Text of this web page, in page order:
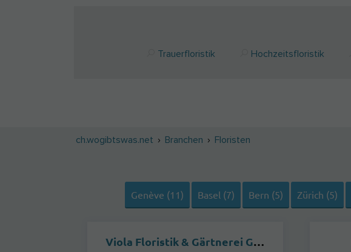
Trauerfloristik Hochzeitsfloristik
ch.wogibtswas.net Branchen Floristen
Genève (11) Basel (7) Bern (5) Zürich (5)
Viola Floristik & Gärtnerei GmbH